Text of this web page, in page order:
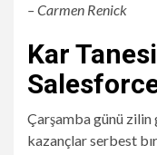
– Carmen Renick
Kar
Çarşamba günü zilin
kazançlar serbest